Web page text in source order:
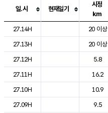
도시별 기상실황표로 지점, 날씨
일.시 현재일기
시정
km
27.14H
20 이상
27.13H
20 이상
27.12H
5.8
27.11H
16.2
27.10H
10.9
27.09H
9.5